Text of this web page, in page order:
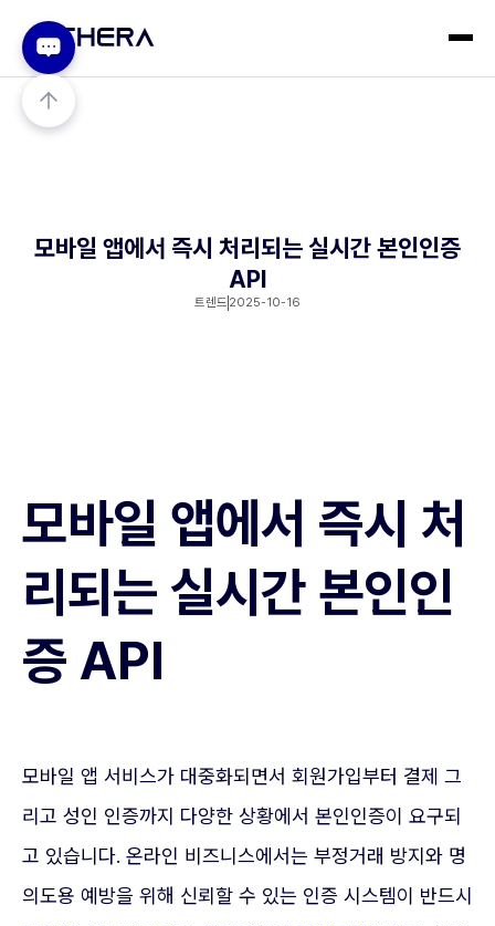
모바일 앱에서 즉시 처리되는 실시간 본인인증
API
트렌드 2025-10-16
모바일 앱에서 즉시 처
리되는 실시간 본인인
증 API
모바일 앱 서비스가 대중화되면서 회원가입부터 결제 그
리고 성인 인증까지 다양한 상황에서 본인인증이 요구되
고 있습니다. 온라인 비즈니스에서는 부정거래 방지와 명
의도용 예방을 위해 신뢰할 수 있는 인증 시스템이 반드시